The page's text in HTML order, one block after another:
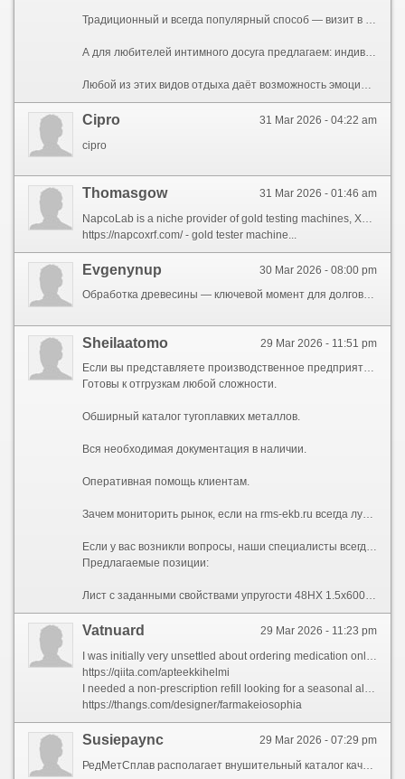
Традиционный и всегда популярный способ — визит в сауны или бани или банно-оздоровительного комплекса. Отлично для полноценного расслабления, оздоровительных процедур и размеренных разговоров с единомышленниками.
А для любителей интимного досуга предлагаем: индивидуалки г Мурманск
Любой из этих видов отдыха даёт возможность эмоционально и удобно провести вечер, избавившись от стресса полярного города.
31 Mar 2026 - 04:22 am
Cipro
cipro
31 Mar 2026 - 01:46 am
Thomasgow
https://napcoxrf.com/ - gold tester machine...
30 Mar 2026 - 08:00 pm
Evgenynup
Обработка древесины — ключевой момент для долговечности детской площадки. обустройство детской площадки Качественная пропитка защищает от грибка, гнили и насекомых. детский городок купить Спросите у производителя, какую обработку они используют — это важно.
29 Mar 2026 - 11:51 pm
Sheilaatomo
Если вы представляете производственное предприятие и заинтересованы в закупке первоклассных тугоплавких металлов, то ООО \"РМС\" — это ваше гарантированный результат. Наша компания специализируется в области поставок редких металлов уже более 10 лет, что позволяет нам предоставлять только высококлассное сырье своим партнерам.
Готовы к отгрузкам любой сложности.
Обширный каталог тугоплавких металлов.
Вся необходимая документация в наличии.
Оперативная помощь клиентам.
Зачем мониторить рынок, если на rms-ekb.ru всегда лучшие условия?
Если у вас возникли вопросы, наши специалисты всегда готовы проконсультировать вас.. Пишите прямо сейчас и убедитесь в уникальных преимуществах нашего редкого металла.
Предлагаемые позиции:
Лист с заданными свойствами упругости 48НХ 1.5x600x1200 ГОСТ 14080-78
29 Mar 2026 - 11:23 pm
Vatnuard
I was initially very unsettled about ordering medication online. You each get wind of nervousness stories there mountebank products or shady billing practices, so I did a ton of exploration previously landing-place on this site. I secure to suggest, I am sedulously impressed.
https://qiita.com/apteekkihelmi
I needed a non-prescription refill looking for a seasonal allergy medication that is continually sold out at my neighbouring brick-and-mortar pharmacies during spring. The website was simple, businesslike, and gentle to navigate. It felt solid, which immediately set me at ease.
https://thangs.com/designer/farmakeiosophia
29 Mar 2026 - 07:29 pm
Susiepaync